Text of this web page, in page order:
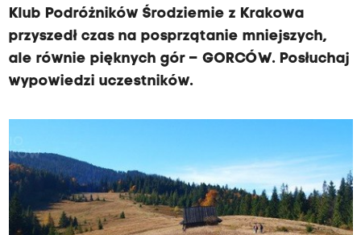
Klub Podróżników Środziemie z Krakowa
przyszedł czas na posprzątanie mniejszych,
ale równie pięknych gór – GORCÓW. Posłuchaj
wypowiedzi uczestników.